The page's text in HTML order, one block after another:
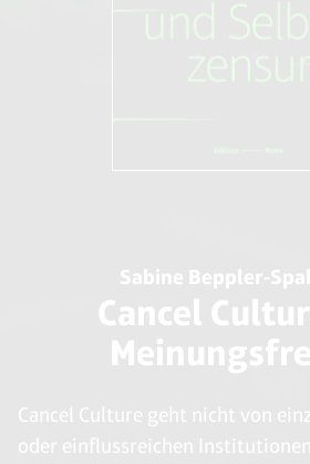
Sabine Beppler-
Cancel
Cancel Culture geht nicht von
oder einflussreichen